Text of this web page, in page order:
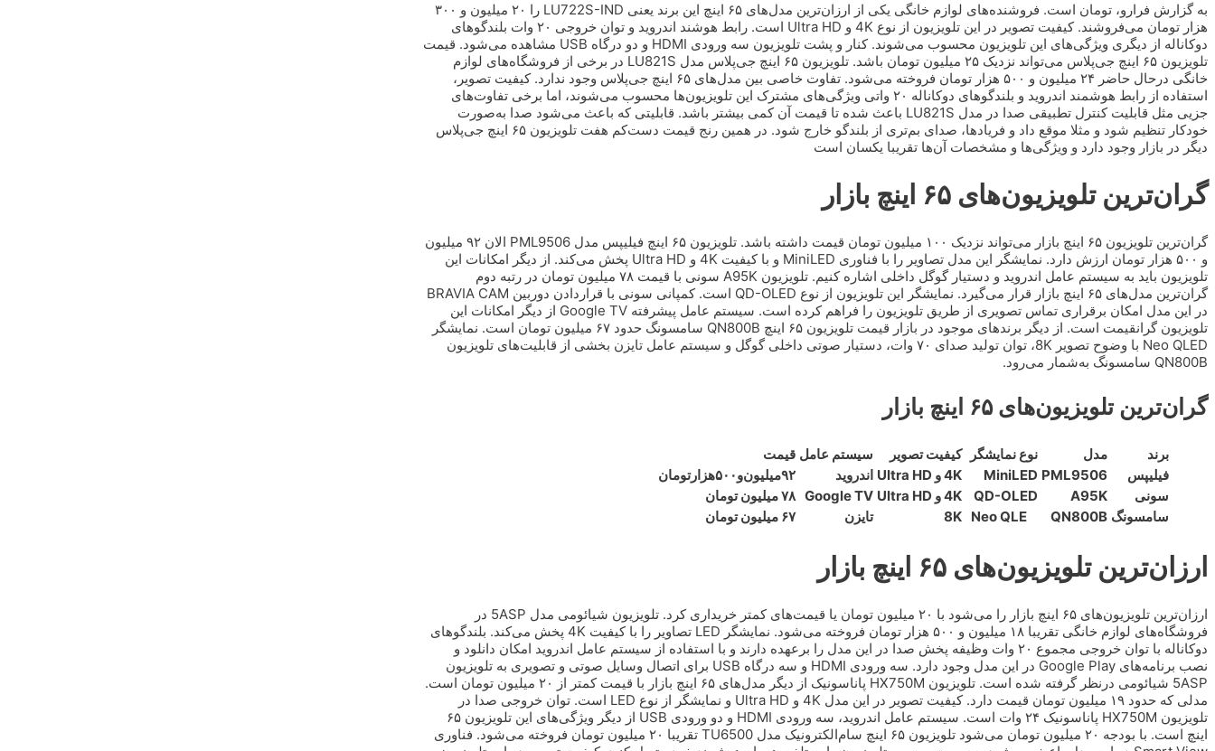
به گزارش فرارو، تومان است. فروشنده‌های لوازم خانگی یکی از ارزان‌ترین مدل‌های ۶۵ اینچ این برند یعنی LU722S-IND را ۲۰ میلیون و ۳۰۰
هزار تومان می‌فروشند. کیفیت تصویر در این تلویزیون از نوع 4K و Ultra HD است. رابط هوشند اندروید و توان خروجی ۲۰ وات بلندگو‌های
دوکاناله از دیگری ویژگی‌های این تلویزیون محسوب می‌شوند. کنار و پشت تلویزیون سه ورودی HDMI و دو درگاه USB مشاهده می‌شود. قیمت
تلویزیون ۶۵ اینچ جی‌پلاس می‌تواند نزدیک ۲۵ میلیون تومان باشد. تلویزیون ۶۵ اینچ جی‌پلاس مدل LU821S در برخی از فروشگاه‌های لوازم
خانگی درحال حاضر ۲۴ میلیون و ۵۰۰ هزار تومان فروخته می‌شود. تفاوت خاصی بین مدل‌های ۶۵ اینچ جی‌پلاس وجود ندارد. کیفیت تصویر،
استفاده از رابط هوشمند اندروید و بلندگو‌های دوکاناله ۲۰ واتی ویژگی‌های مشترک این تلویزیون‌ها محسوب می‌شوند، اما برخی تفاوت‌های
جزیی مثل قابلیت کنترل تطبیقی صدا در مدل LU821S باعث شده تا قیمت آن کمی بیشتر باشد. قابلیتی که باعث می‌شود صدا به‌صورت
خودکار تنظیم شود و مثلا موقع داد و فریاد‌ها، صدای بم‌تری از بلندگو خارج شود. در همین رنج قیمت دست‌کم هفت تلویزیون ۶۵ اینچ جی‌پلاس
دیگر در بازار وجود دارد و ویژگی‌ها و مشخصات آن‌ها تقریبا یکسان است
گران‌ترین تلویزیون‌های ۶۵ اینچ بازار
گران‌ترین تلویزیون ۶۵ اینچ بازار می‌تواند نزدیک ۱۰۰ میلیون تومان قیمت داشته باشد. تلویزیون ۶۵ اینچ فیلیپس مدل PML9506 الان ۹۲ میلیون
و ۵۰۰ هزار تومان ارزش دارد. نمایشگر این مدل تصاویر را با فناوری MiniLED و با کیفیت 4K و Ultra HD پخش می‌کند. از دیگر امکانات این
تلویزیون باید به سیستم عامل اندروید و دستیار گوگل داخلی اشاره کنیم. تلویزیون A95K سونی با قیمت ۷۸ میلیون تومان در رتبه دوم
گران‌ترین مدل‌های ۶۵ اینچ بازار قرار می‌گیرد. نمایشگر این تلویزیون از نوع QD-OLED است. کمپانی سونی با قراردادن دوربین BRAVIA CAM
در این مدل امکان برقراری تماس تصویری از طریق تلویزیون را فراهم کرده است. سیستم عامل پیشرفته Google TV از دیگر امکانات این
تلویزیون گرانقیمت است. از دیگر برند‌های موجود در بازار قیمت تلویزیون ۶۵ اینچ QN800B سامسونگ حدود ۶۷ میلیون تومان است. نمایشگر
Neo QLED با وضوح تصویر 8K، توان تولید صدای ۷۰ وات، دستیار صوتی داخلی گوگل و سیستم عامل تایزن بخشی از قابلیت‌های تلویزیون
QN800B سامسونگ به‌شمار می‌رود.
گران‌ترین تلویزیون‌های ۶۵ اینچ بازار
برند مدل نوع نمایشگر کیفیت تصویر سیستم عامل قیمت
فیلیپس
PML9506
MiniLED 4K و Ultra HD اندروید
۹۲‌میلیون‌و۵۰۰هزارتومان
سونی
A95K
QD-OLED 4K و Ultra HD Google TV ۷۸ میلیون تومان
سامسونگ QN800B
8K تایزن ۶۷ میلیون تومان
ارزان‌ترین تلویزیون‌های ۶۵ اینچ بازار
ارزان‌ترین تلویزیون‌های ۶۵ اینچ بازار را می‌شود با ۲۰ میلیون تومان یا قیمت‌های کمتر خریداری کرد. تلویزیون شیائومی مدل 5ASP در
فروشگاه‌های لوازم خانگی تقریبا ۱۸ میلیون و ۵۰۰ هزار تومان فروخته می‌شود. نمایشگر LED تصاویر را با کیفیت 4K پخش می‌کند. بلندگو‌های
دوکاناله با توان خروجی مجموع ۲۰ وات وظیفه پخش صدا در این مدل را برعهده دارند و با استفاده از سیستم عامل اندروید امکان دانلود و
نصب برنامه‌های Google Play در این مدل وجود دارد. سه ورودی HDMI و سه درگاه USB برای اتصال وسایل صوتی و تصویری به تلویزیون
5ASP شیائومی درنظر گرفته شده است. تلویزیون HX750M پاناسونیک از دیگر مدل‌های ۶۵ اینچ بازار با قیمت کمتر از ۲۰ میلیون تومان است.
مدلی که حدود ۱۹ میلیون تومان قیمت دارد. کیفیت تصویر در این مدل 4K و Ultra HD و نمایشگر از نوع LED است. توان خروجی صدا در
تلویزیون HX750M پاناسونیک ۲۴ وات است. سیستم عامل اندروید، سه ورودی HDMI و دو ورودی USB از دیگر ویژگی‌های این تلویزیون ۶۵
اینچ است. با بودجه ۲۰ میلیون تومان می‌شود تلویزیون ۶۵ اینچ سام‌الکترونیک مدل TU6500 تقریبا ۲۰ میلیون تومان فروخته می‌شود. فناوری